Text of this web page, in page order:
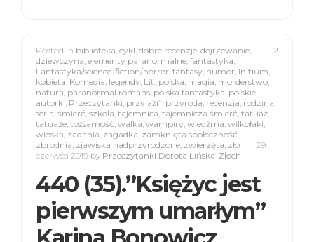
2
Posted in biblioteka, cykl, dobre recenzje, dojrzewanie,
dziewczyna, elementy paranormalne, fantastyka,
Fantastyka/science-fiction/horror, fantasy, humor, Initium,
kobieta, Komedia, legendy, Lit. polska, magia, morderstwo,
natura, paranormal romans, polska fantastyka, polskie
autorki, Przeczytanki, przyjaźń, przyroda, recenzja, rodzina,
seria, śmierć, szkoła, tajemnica, tajemnicza śmierć, tatuaż,
tatuaże, tożsamość, walka, wampiry, wiedźma, wilkołaki,
wioska, zadania, zagadka, zamknięta społeczność,
zbrodnia, zjawiska nadprzyrodzone, zwierzęta, zło
29
czerwca 2019 by Przeczytanki Dorota Lińska-Złoch
440 (35).”Księżyc jest
pierwszym umarłym”